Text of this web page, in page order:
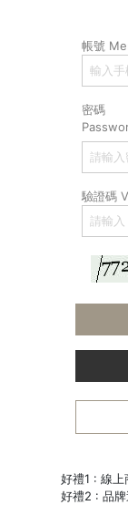
帳號
密碼
驗證碼
好禮1 : 線上
好禮2 : 品